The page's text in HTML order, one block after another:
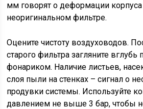
мм говорят о деформации
неоригинальном фильтре.
Оцените чистоту воздуховодов.
старого фильтра загляните вглубь
фонариком. Наличие листьев,
слоя пыли на стенках – сигнал о
продувки системы. Используйте
давлением не выше 3 бар, чтобы